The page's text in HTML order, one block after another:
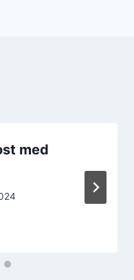
med